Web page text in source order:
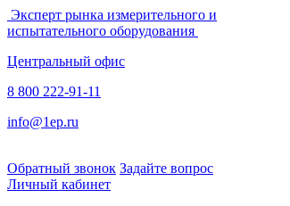
Эксперт рынка измерительного и
испытательного оборудования
Центральный офис
8 800 222-91-11
info@1ep.ru
Обратный звонок Задайте вопрос
Личный кабинет